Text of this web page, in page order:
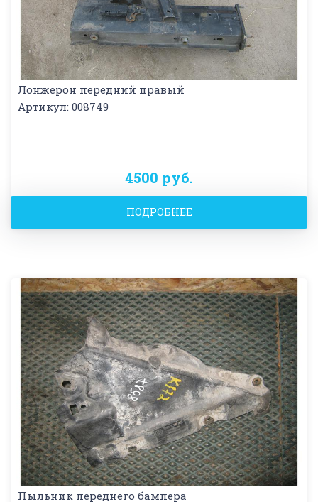
Лонжерон передний правый
Артикул: 008749
4500 руб.
ПОДРОБНЕЕ
Пыльник переднего бампера